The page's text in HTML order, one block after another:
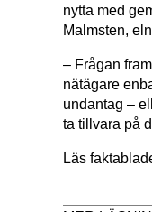
nytta med
Malmsten,
– Frågan
nätägare
undantag –
ta tillvara på
Läs